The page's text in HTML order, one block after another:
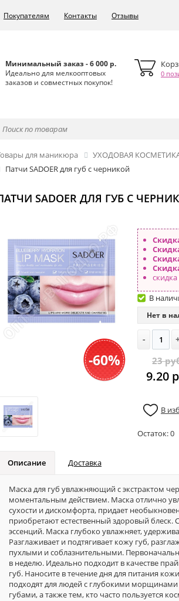
Отзывы
Контакты
Покупателям
Минимальный заказ - 6 000 р.
Идеально для мелкооптовых
заказов и совместных покупок!
0
Товары для маникюра УХОДОВАЯ
Патчи SADOER для губ с черникой
SADOER ДЛЯ ГУБ С
-60%
В
Нет в
-
23
9.20
В
Остаток:0
Описание Доставка
Маска для губ увлажняющий с экстрактом
моментальным действием. Маска отлично
сухости и дискомфорта, придает
приобретают естественный здоровый
эссенций. Маска глубоко увлажняет,
Разглаживает и подтягивает кожу губ,
пухлыми и соблазнительными.
в неделю. Идеально подходит в качестве
губ. Наносите в течение дня для питания
подходят для людей с глубокими
губами, а также тем, кто часто пользуется